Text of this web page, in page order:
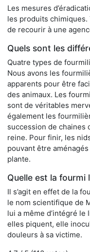
Les mesures
les produits
de recourir à une
Quels sont les
Quatre types de
Nous avons les
apparents pour être
des animaux. Les
sont de véritables
également les
succession de chaines
reine. Pour finir, les
pouvant être
plante.
Quelle est la fourmi
Il s’agit en effet de la
le nom scientifique de
lui a même d’intégré
elles piquent, elle
douleurs à sa victime.